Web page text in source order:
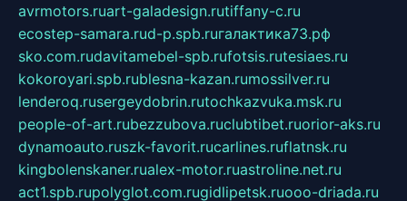
avrmotors.ruart-galadesign.rutiffany-c.ru
ecostep-samara.rud-p.spb.ruгалактика73.рф
sko.com.rudavitamebel-spb.rufotsis.rutesiaes.ru
kokoroyari.spb.rublesna-kazan.rumossilver.ru
lenderoq.rusergeydobrin.rutochkazvuka.msk.ru
people-of-art.rubezzubova.ruclubtibet.ruorior-aks.ru
dynamoauto.ruszk-favorit.rucarlines.ruflatnsk.ru
kingbolenskaner.rualex-motor.ruastroline.net.ru
act1.spb.rupolyglot.com.rugidlipetsk.ruooo-driada.ru